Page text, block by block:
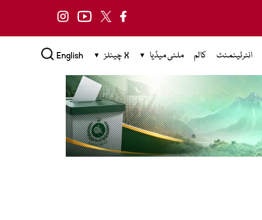
انٹرٹینمنٹ کالم ملٹی میڈیا X چینلز English